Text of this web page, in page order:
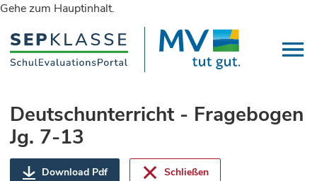
Gehe zum Hauptinhalt.
Deutschunterricht - Fragebogen
Jg. 7-13
Download Pdf Schließen